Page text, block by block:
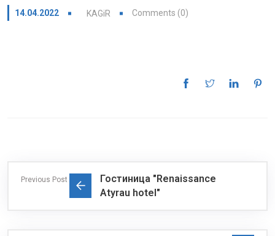
14.04.2022 KAGiR Comments (0)
Previous Post
Гостиница "Renaissance
Atyrau hotel"